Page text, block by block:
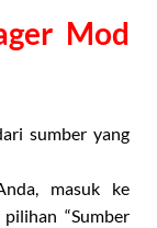
Mod
sumber yang
masuk ke
“Sumber